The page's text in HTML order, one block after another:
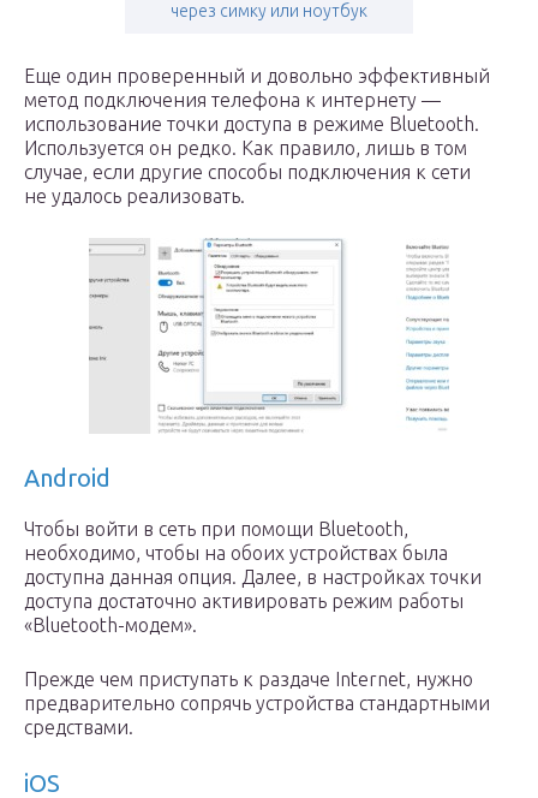
через симку или ноутбук
Еще один проверенный и довольно эффективный
метод подключения телефона к интернету —
использование точки доступа в режиме Bluetooth.
Используется он редко. Как правило, лишь в том
случае, если другие способы подключения к сети
не удалось реализовать.
Android
Чтобы войти в сеть при помощи Bluetooth,
необходимо, чтобы на обоих устройствах была
доступна данная опция. Далее, в настройках точки
доступа достаточно активировать режим работы
«Bluetooth-модем».
Прежде чем приступать к раздаче Internet, нужно
предварительно сопрячь устройства стандартными
средствами.
iOS